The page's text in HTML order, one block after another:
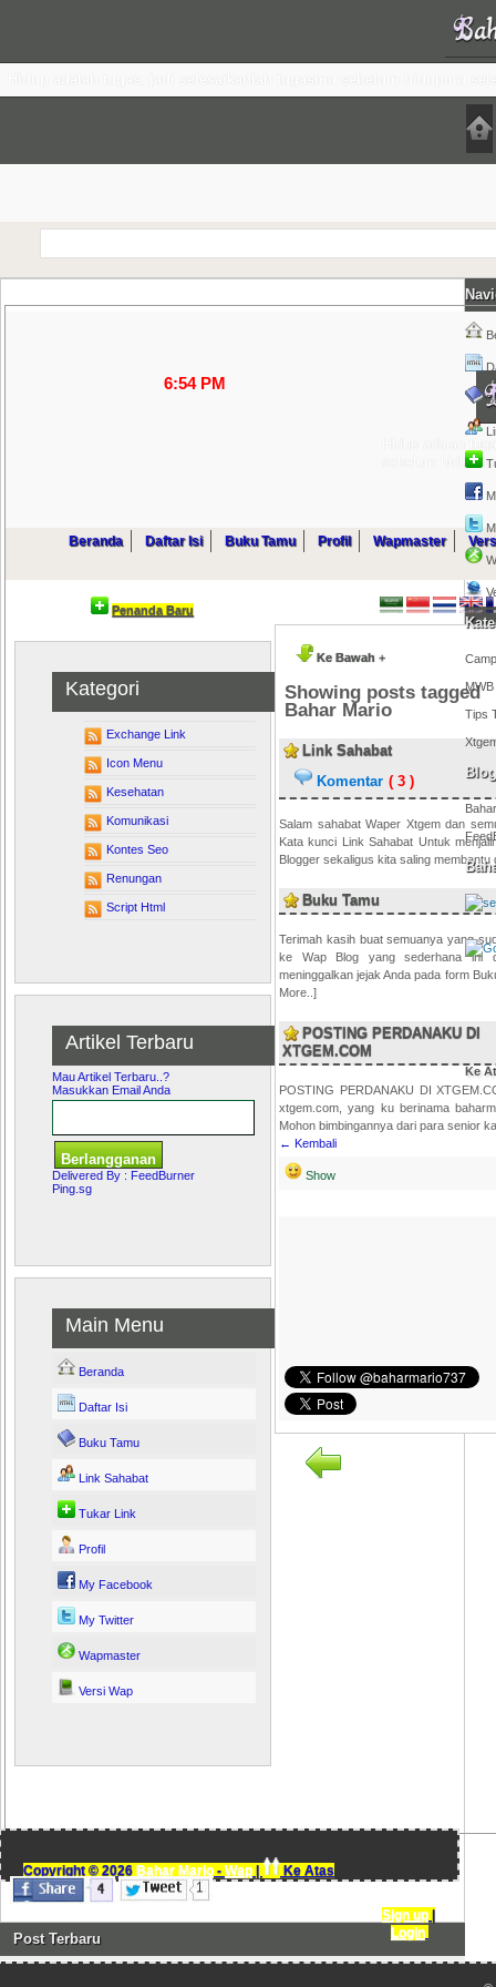
6:54 PM
sebelum
Beranda Daftar Isi Buku Tamu Profil Wapmaster
Penanda Baru
Kategori
Exchange Link
Icon Menu
Kesehatan
Komunikasi
Kontes Seo
Renungan
Script Html
Artikel Terbaru
Mau Artikel Terbaru..?
Masukkan Email Anda
Delivered By : FeedBurner
Ping.sg
Main Menu
Beranda
Daftar Isi
Buku Tamu
Link Sahabat
Tukar Link
Profil
My Facebook
My Twitter
Wapmaster
Versi Wap
Ke Bawah +
Showing posts tagged
Bahar Mario
Link Sahabat
( 3 )
Salam sahabat Waper Xtgem dan
Kata kunci Link Sahabat Untuk
Blogger sekaligus kita saling
Buku Tamu
Terimah kasih buat semuanya yang
ke Wap Blog yang sederhana ini
meninggalkan jejak Anda pada form
More..]
POSTING PERDANAKU DI
XTGEM.COM
POSTING PERDANAKU DI
xtgem.com, yang ku berinama
Mohon bimbingannya dari para senior
← Kembali
Show
Copyright © 2026 Bahar Mario - Wap | Ke Atas
Sign up |
Login
Post Terbaru
MWB
Tips
Ke